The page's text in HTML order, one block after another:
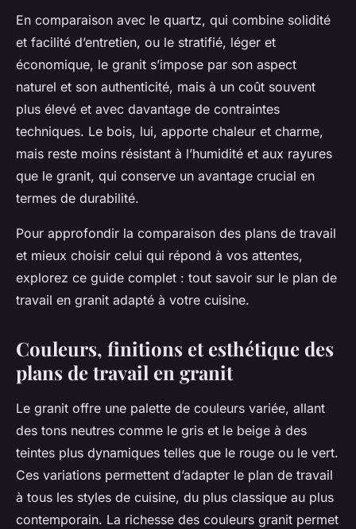
En comparaison avec le quartz, qui combine solidité
et facilité d’entretien, ou le stratifié, léger et
économique, le granit s’impose par son aspect
naturel et son authenticité, mais à un coût souvent
plus élevé et avec davantage de contraintes
techniques. Le bois, lui, apporte chaleur et charme,
mais reste moins résistant à l’humidité et aux rayures
que le granit, qui conserve un avantage crucial en
termes de durabilité.
Pour approfondir la comparaison des plans de travail
et mieux choisir celui qui répond à vos attentes,
explorez ce guide complet : tout savoir sur le plan de
travail en granit adapté à votre cuisine.
Couleurs, finitions et esthétique des
plans de travail en granit
Le granit offre une palette de couleurs variée, allant
des tons neutres comme le gris et le beige à des
teintes plus dynamiques telles que le rouge ou le vert.
Ces variations permettent d’adapter le plan de travail
à tous les styles de cuisine, du plus classique au plus
contemporain. La richesse des couleurs granit permet